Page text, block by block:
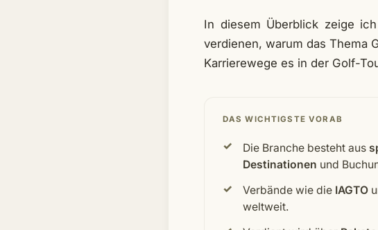
In diesem Überblick zeige
verdienen, warum das Thema
Karrierewege es in der Golf-
DAS WICHTIGSTE VORAB
Die Branche besteht aus
Destinationen und
Verbände wie die IAGTO
weltweit.